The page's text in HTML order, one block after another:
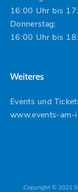
16:00 Uhr bis
Donnerstag:
16:00 Uhr bis
Weiteres
Events und
www.events-am-
Copyright © 2021